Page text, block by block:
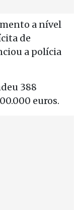
a nível
de
a polícia
388
euros.